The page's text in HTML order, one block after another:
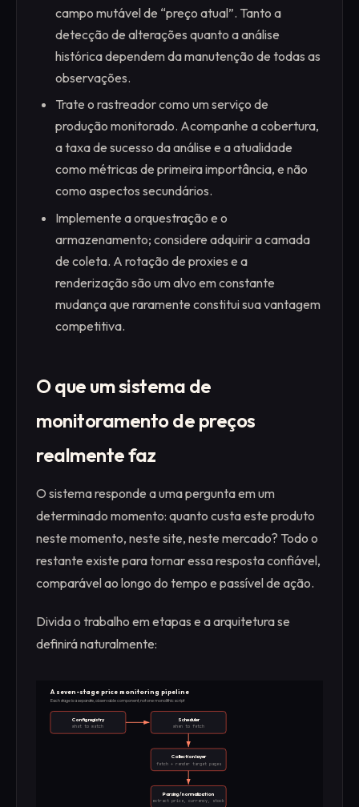
campo mutável de “preço atual”. Tanto a
detecção de alterações quanto a análise
histórica dependem da manutenção de todas as
observações.
Trate o rastreador como um serviço de
produção monitorado. Acompanhe a cobertura,
a taxa de sucesso da análise e a atualidade
como métricas de primeira importância, e não
como aspectos secundários.
Implemente a orquestração e o
armazenamento; considere adquirir a camada
de coleta. A rotação de proxies e a
renderização são um alvo em constante
mudança que raramente constitui sua vantagem
competitiva.
O que um sistema de
monitoramento de preços
realmente faz
O sistema responde a uma pergunta em um
determinado momento: quanto custa este produto
neste momento, neste site, neste mercado? Todo o
restante existe para tornar essa resposta confiável,
comparável ao longo do tempo e passível de ação.
Divida o trabalho em etapas e a arquitetura se
definirá naturalmente:
A seven-stage price monitoring pipeline
Each stage is a separate, observable component, not one monolithic script
Config registry
what to watch
Scheduler
when to fetch
Collection layer
fetch + render target pages
Parsing / normalization
extract price, currency, stock